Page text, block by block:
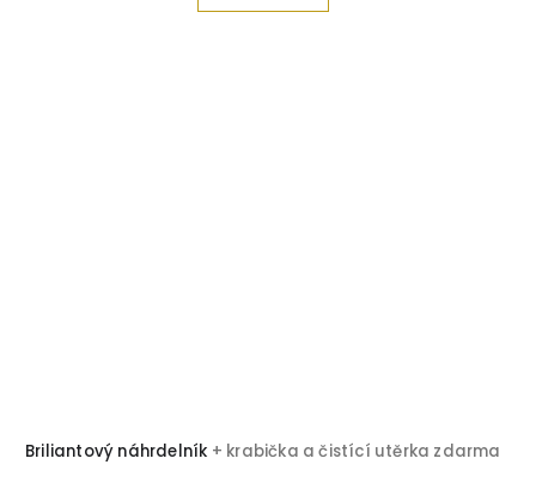
Briliantový náhrdelník + krabička a čistící utěrka zdarma